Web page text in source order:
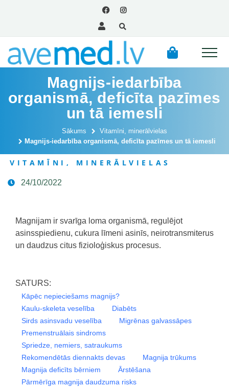
Magnijs-iedarbība
organismā, deficīta pazīmes
un tā iemesli
Sākums
Vitamīni, minerālvielas
Magnijs-iedarbība organismā, deficīta pazīmes un tā iemesli
VITAMĪNI, MINERĀLVIELAS
24/10/2022
Magnijam ir svarīga loma organismā, regulējot
asinsspiedienu, cukura līmeni asinīs, neirotransmiterus
un daudzus citus fizioloģiskus procesus.
SATURS:
Kāpēc nepieciešams magnijs?
Kaulu-skeleta veselība
Diabēts
Sirds asinsvadu veselība
Migrēnas galvassāpes
Premenstruālais sindroms
Spriedze, nemiers, satraukums
Rekomendētās diennakts devas
Magnija trūkums
Magnija deficīts bērniem
Ārstēšana
Pārmērīga magnija daudzuma risks